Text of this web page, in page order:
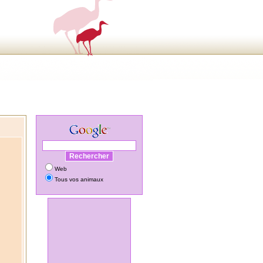
Web
Tous vos animaux